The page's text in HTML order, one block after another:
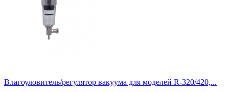
Влагоуловитель/регулятор вакуума для моделей R-320/420,...